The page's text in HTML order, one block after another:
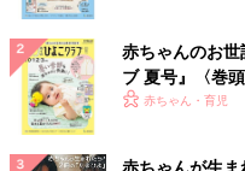
赤ちゃんのお
ブ 夏号』〈巻
く！ おっぱい
赤ちゃん・育児